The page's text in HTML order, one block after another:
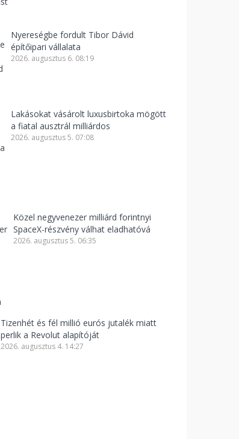
Nyereségbe fordult Tibor Dávid
építőipari vállalata
2026. augusztus 6. 08:19
Lakásokat vásárolt luxusbirtoka mögött
a fiatal ausztrál milliárdos
2026. augusztus 5. 07:08
Közel negyvenezer milliárd forintnyi
SpaceX-részvény válhat eladhatóvá
2026. augusztus 5. 06:35
Tizenhét és fél millió eurós jutalék miatt
perlik a Revolut alapítóját
2026. augusztus 4. 14:27